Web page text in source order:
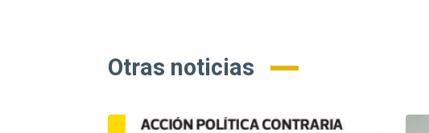
Otras noticias